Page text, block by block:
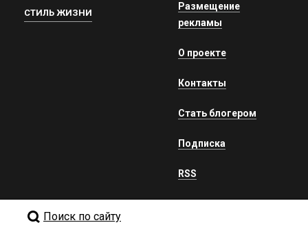
СТИЛЬ ЖИЗНИ
Размещение
рекламы
О проекте
Контакты
Стать блогером
Подписка
RSS
Поиск по сайту